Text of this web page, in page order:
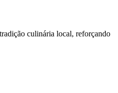
culinária local, reforçando